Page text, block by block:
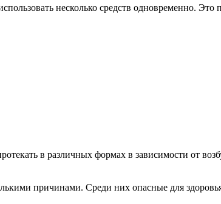
несколько средств одновременно. Это
в различных формах в зависимости от
причинами. Среди них опасные для